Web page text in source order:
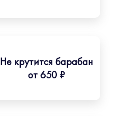
Не крутится барабан
от 650 ₽